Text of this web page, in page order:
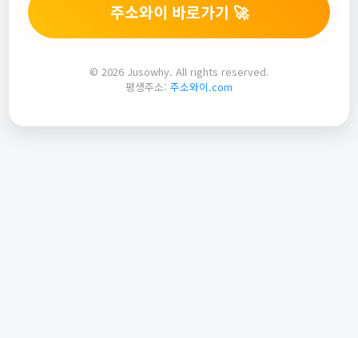
주소와이 바로가기 🚀
© 2026 Jusowhy. All rights reserved.
평생주소: 주소와이.com